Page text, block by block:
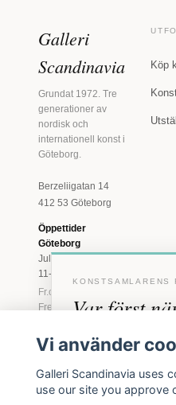
Galleri
Scandinavia
Grundat 1972. Tre
generationer av
nordisk och
internationell konst i
Göteborg.
Berzeliigatan 14
412 53 Göteborg
Öppettider
Göteborg
Juli: Tis 11-18 · Lör
11-16
Fr.o.m. augusti: Tis-
Fre 11-18 · Lör 11-
Marstrand
2026
Tis-Fre 11-18 ·
Köp
KONSTSAMLARENS
Var först
anländer
inbjudningar till
offentligt.
Vi använder
Galleri Scandinavia uses
use our site you approve